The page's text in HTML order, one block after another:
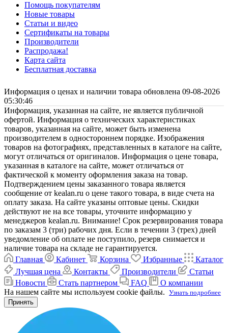
Помощь покупателям
Новые товары
Статьи и видео
Сертификаты на товары
Производители
Распродажа!
Карта сайта
Бесплатная доставка
Информация о ценах и наличии товара обновлена 09-08-2026
05:30:46
Информация, указанная на сайте, не является публичной
офертой. Информация о технических характеристиках
товаров, указанная на сайте, может быть изменена
производителем в одностороннем порядке. Изображения
товаров на фотографиях, представленных в каталоге на сайте,
могут отличаться от оригиналов. Информация о цене товара,
указанная в каталоге на сайте, может отличаться от
фактической к моменту оформления заказа на товар.
Подтверждением цены заказанного товара является
сообщение от kealan.ru о цене такого товара, в виде счета на
оплату заказа. На сайте указаны оптовые цены. Скидки
действуют не на все товары, уточните информацию у
менеджеров kealan.ru. Внимание! Срок резервирования товара
по заказам 3 (три) рабочих дня. Если в течении 3 (трех) дней
уведомление об оплате не поступило, резерв снимается и
наличие товара на складе не гарантируется.
Главная
Кабинет Корзина Избранные
Каталог
Лучшая цена
Контакты Производители
Статьи
Новости
Стать партнером FAQ
О компании
На нашем сайте мы используем cookie файлы. Узнать подробнее
Принять